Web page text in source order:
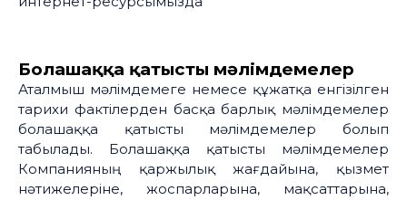
Болашаққа қатысты мәлімдемелер
Аталмыш мәлімдемеге немесе құжатқа енгізілген
тарихи фактілерден басқа барлық мәлімдемелер
болашаққа қатысты мәлімдемелер болып
табылады. Болашаққа қатысты мәлімдемелер
Компанияның қаржылық жағдайына, қызмет
нәтижелеріне, жоспарларына, мақсаттарына,